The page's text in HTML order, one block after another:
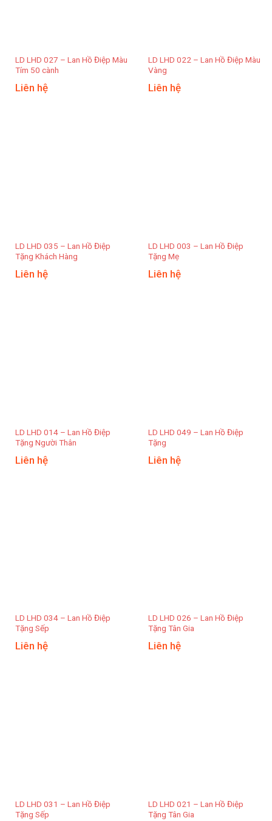
LD LHD 027 – Lan Hồ Điệp Màu
Tím 50 cành
Liên hệ
LD LHD 022 – Lan Hồ Điệp Màu
Vàng
Liên hệ
LD LHD 035 – Lan Hồ Điệp
Tặng Khách Hàng
Liên hệ
LD LHD 003 – Lan Hồ Điệp
Tặng Mẹ
Liên hệ
LD LHD 014 – Lan Hồ Điệp
Tặng Người Thân
Liên hệ
LD LHD 049 – Lan Hồ Điệp
Tặng
Liên hệ
LD LHD 034 – Lan Hồ Điệp
Tặng Sếp
Liên hệ
LD LHD 026 – Lan Hồ Điệp
Tặng Tân Gia
Liên hệ
LD LHD 031 – Lan Hồ Điệp
Tặng Sếp
LD LHD 021 – Lan Hồ Điệp
Tặng Tân Gia